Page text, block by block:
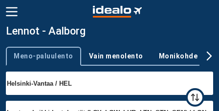
Lennot - Aalborg
Trip type
Meno-paluulento Vain menolento Monikohde